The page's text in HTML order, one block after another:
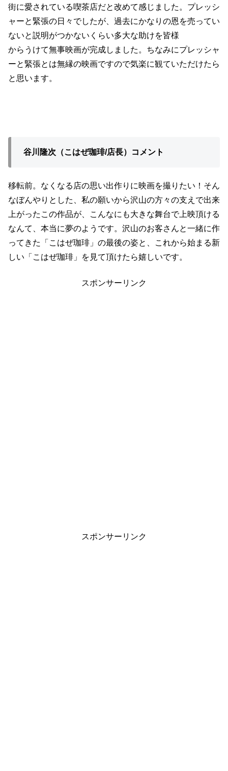
街に愛されている喫茶店だと改めて感じました。プレッシ
ャーと緊張の日々でしたが、過去にかなりの恩を売ってい
ないと説明がつかないくらい多大な助けを皆様
からうけて無事映画が完成しました。ちなみにプレッシャ
ーと緊張とは無縁の映画ですので気楽に観ていただけたら
と思います。
谷川隆次（こはぜ珈琲/店長）コメント
移転前。なくなる店の思い出作りに映画を撮りたい！そん
なぼんやりとした、私の願いから沢山の方々の支えで出来
上がったこの作品が、こんなにも大きな舞台で上映頂ける
なんて、本当に夢のようです。沢山のお客さんと一緒に作
ってきた「こはぜ珈琲」の最後の姿と、これから始まる新
しい「こはぜ珈琲」を見て頂けたら嬉しいです。
スポンサーリンク
スポンサーリンク